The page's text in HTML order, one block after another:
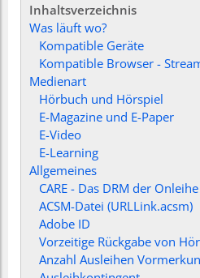
Inhaltsverzeichnis
Was läuft wo?
Kompatible Geräte
Kompatible Browser -
Medienart
Hörbuch und Hörspiel
E-Magazine und E-Paper
E-Video
E-Learning
Allgemeines
CARE - Das DRM der Onleihe
ACSM-Datei (URLLink.acsm)
Adobe ID
Vorzeitige Rückgabe von
Anzahl Ausleihen